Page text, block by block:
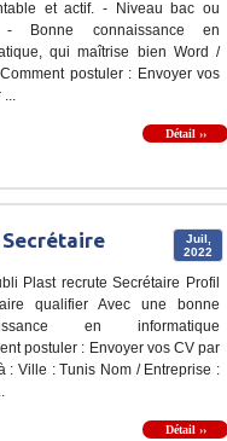
et actif. - Niveau bac ou
Bonne connaissance en
qui maîtrise bien Word /
postuler : Envoyer vos
Détail ››
Juil,
2022
Plast recrute Secrétaire Profil
qualifier Avec une bonne
en informatique
postuler : Envoyer vos CV par
: Ville : Tunis Nom / Entreprise :
Détail ››